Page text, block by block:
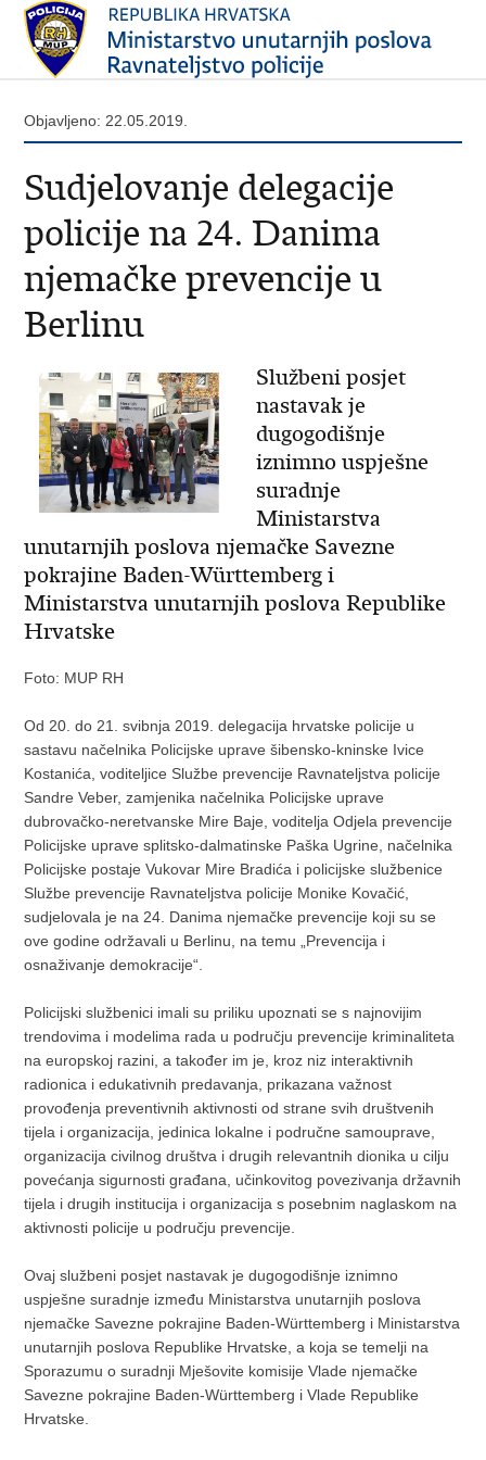
Objavljeno: 22.05.2019.
Sudjelovanje delegacije
policije na 24. Danima
njemačke prevencije u
Berlinu
Službeni posjet
nastavak je
dugogodišnje
iznimno uspješne
suradnje
Ministarstva
unutarnjih poslova njemačke Savezne
pokrajine Baden-Württemberg i
Ministarstva unutarnjih poslova Republike
Hrvatske
Foto: MUP RH
Od 20. do 21. svibnja 2019. delegacija hrvatske policije u
sastavu načelnika Policijske uprave šibensko-kninske Ivice
Kostanića, voditeljice Službe prevencije Ravnateljstva policije
Sandre Veber, zamjenika načelnika Policijske uprave
dubrovačko-neretvanske Mire Baje, voditelja Odjela prevencije
Policijske uprave splitsko-dalmatinske Paška Ugrine, načelnika
Policijske postaje Vukovar Mire Bradića i policijske službenice
Službe prevencije Ravnateljstva policije Monike Kovačić,
sudjelovala je na 24. Danima njemačke prevencije koji su se
ove godine održavali u Berlinu, na temu „Prevencija i
osnaživanje demokracije“.
Policijski službenici imali su priliku upoznati se s najnovijim
trendovima i modelima rada u području prevencije kriminaliteta
na europskoj razini, a također im je, kroz niz interaktivnih
radionica i edukativnih predavanja, prikazana važnost
provođenja preventivnih aktivnosti od strane svih društvenih
tijela i organizacija, jedinica lokalne i područne samouprave,
organizacija civilnog društva i drugih relevantnih dionika u cilju
povećanja sigurnosti građana, učinkovitog povezivanja državnih
tijela i drugih institucija i organizacija s posebnim naglaskom na
aktivnosti policije u području prevencije.
Ovaj službeni posjet nastavak je dugogodišnje iznimno
uspješne suradnje između Ministarstva unutarnjih poslova
njemačke Savezne pokrajine Baden-Württemberg i Ministarstva
unutarnjih poslova Republike Hrvatske, a koja se temelji na
Sporazumu o suradnji Mješovite komisije Vlade njemačke
Savezne pokrajine Baden-Württemberg i Vlade Republike
Hrvatske.